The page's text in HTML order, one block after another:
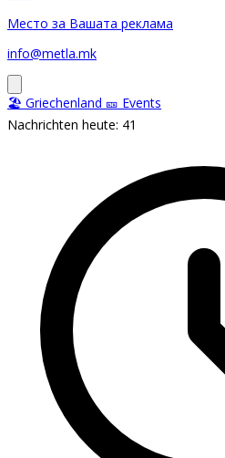
Место за Вашата реклама
info@metla.mk
🏖️ Griechenland 🎫 Events
Nachrichten heute: 41